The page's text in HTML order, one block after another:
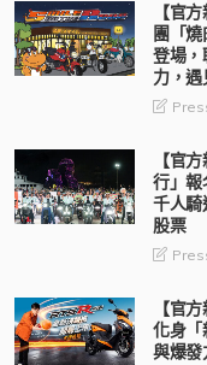
【官
團「
登場，
力，遇
【官
行」報
千人騎
股票
【官
化身「
與爆發